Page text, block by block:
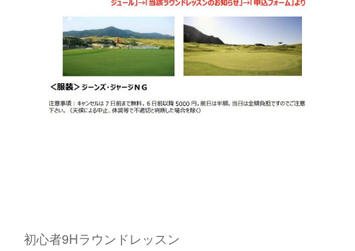
初心者9Hラウンドレッスン